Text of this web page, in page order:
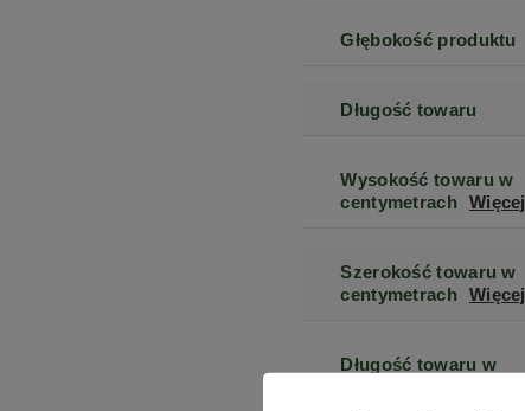
Głębokość produktu
Długość towaru
Wysokość towaru w
centymetrach Więcej
Szerokość towaru w
centymetrach Więcej
Długość towaru w